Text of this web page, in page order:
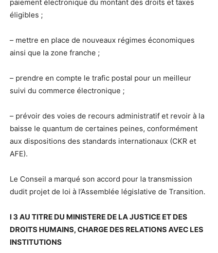
paiement électronique du montant des droits et taxes
éligibles ;
– mettre en place de nouveaux régimes économiques
ainsi que la zone franche ;
– prendre en compte le trafic postal pour un meilleur
suivi du commerce électronique ;
– prévoir des voies de recours administratif et revoir à la
baisse le quantum de certaines peines, conformément
aux dispositions des standards internationaux (CKR et
AFE).
Le Conseil a marqué son accord pour la transmission
dudit projet de loi à l’Assemblée législative de Transition.
I 3 AU TITRE DU MINISTERE DE LA JUSTICE ET DES
DROITS HUMAINS, CHARGE DES RELATIONS AVEC LES
INSTITUTIONS